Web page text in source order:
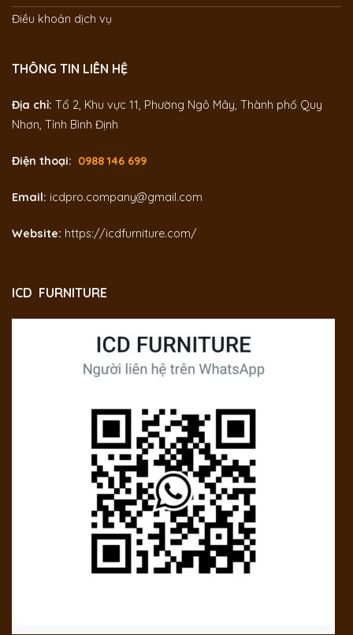
Điều khoản dịch vụ
THÔNG TIN LIÊN HỆ
Địa chỉ: Tổ 2, Khu vực 11, Phường Ngô Mây, Thành phố Quy
Nhơn, Tỉnh Bình Định
Điện thoại: 0988 146 699
Email: icdpro.company@gmail.com
Website: https://icdfurniture.com/
ICD FURNITURE